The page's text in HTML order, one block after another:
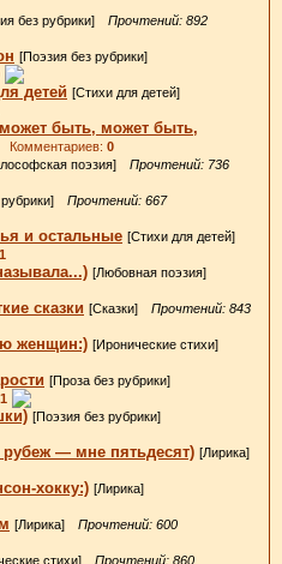
без рубрики] Прочтений: 892
[Поэзия без рубрики]
детей [Стихи для детей]
быть, может быть,
0
поэзия] Прочтений: 736
рубрики] Прочтений: 667
и остальные [Стихи для детей]
[Любовная поэзия]
сказки [Сказки] Прочтений: 843
женщин:) [Иронические стихи]
[Проза без рубрики]
[Поэзия без рубрики]
рубеж — мне пятьдесят) [Лирика]
хокку:) [Лирика]
[Лирика] Прочтений: 600
стихи] Прочтений: 860